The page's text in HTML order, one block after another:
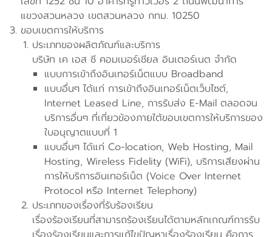
แขวงสวนหลวง เขตสวนหลวง กทม. 10250
ขอบเขตการให้บริการ
ประเภทของผลิตภัณฑ์และบริการ
บริษัท เค เอส ซี คอมเมอร์เชียล อินเตอร์เนต จำกัด
แบบการเข้าถึงอินเทอร์เน็ตแบบ Broadband
แบบอื่นๆ ได้แก่ การเข้าถึงอินเทอร์เน็ตเว็บไซต์,
Internet Leased Line, การรับส่ง E-Mail ตลอดจน
บริการอื่นๆ ที่เกี่ยวข้องภายใต้ขอบเขตการให้บริการของ
ใบอนุญาตแบบที่ 1
แบบอื่นๆ ได้แก่ Co-location, Web Hosting, Mail
Hosting, Wireless Fidelity (WiFi), บริการเสียงผ่าน
การให้บริการอินเทอร์เน็ต (Voice Over Internet
Protocol หรือ Internet Telephony)
ประเภทของเรื่องที่รับร้องเรียน
เรื่องร้องเรียนที่สามารถร้องเรียนได้ตามหลักเกณฑ์การรับ